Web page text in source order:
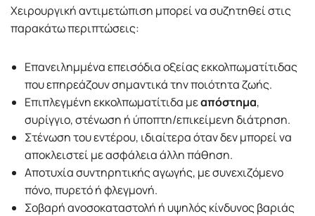
Χειρουργική αντιμετώπιση μπορεί να συζητηθεί στις
παρακάτω περιπτώσεις:
Επανειλημμένα επεισόδια οξείας εκκολπωματίτιδας
που επηρεάζουν σημαντικά την ποιότητα ζωής.
Επιπλεγμένη εκκολπωματίτιδα μεαπόστημα,
συρίγγιο, στένωση ή ύποπτη/επικείμενη διάτρηση.
Στένωση του εντέρου, ιδιαίτερα όταν δεν μπορεί να
αποκλειστεί με ασφάλεια άλλη πάθηση.
Αποτυχία συντηρητικής αγωγής, με συνεχιζόμενο
πόνο, πυρετό ή φλεγμονή.
Σοβαρή ανοσοκαταστολή ή υψηλός κίνδυνος βαριάς